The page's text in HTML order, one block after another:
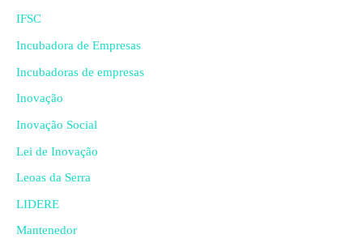
IFSC
Incubadora de Empresas
Incubadoras de empresas
Inovação
Inovação Social
Lei de Inovação
Leoas da Serra
LIDERE
Mantenedor